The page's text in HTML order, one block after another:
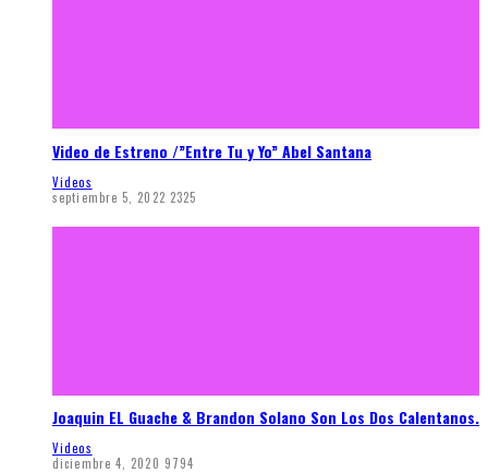
Video de Estreno /”Entre Tu y Yo” Abel Santana
Videos
septiembre 5, 2022 2325
Joaquin EL Guache & Brandon Solano Son Los Dos Calentanos.
Videos
diciembre 4, 2020 9794